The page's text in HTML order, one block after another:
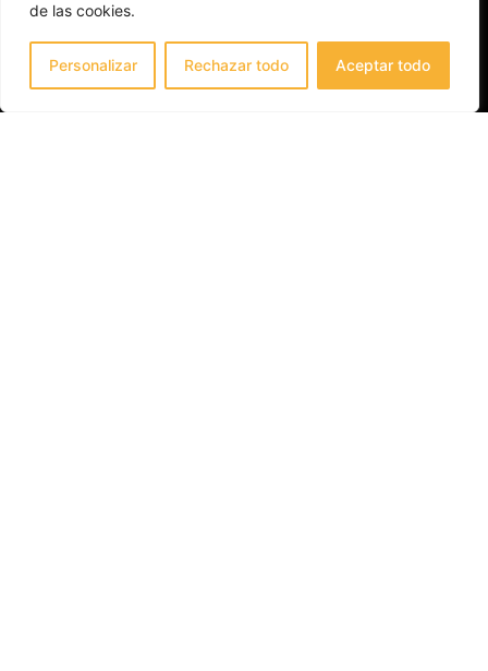
de las cookies.
Personalizar Rechazar todo Aceptar todo
C. Chimidas 39
35509 Playa Honda (Lanzarote), Las Palmas